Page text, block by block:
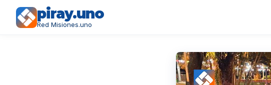
piray.uno
Red Misiones.uno